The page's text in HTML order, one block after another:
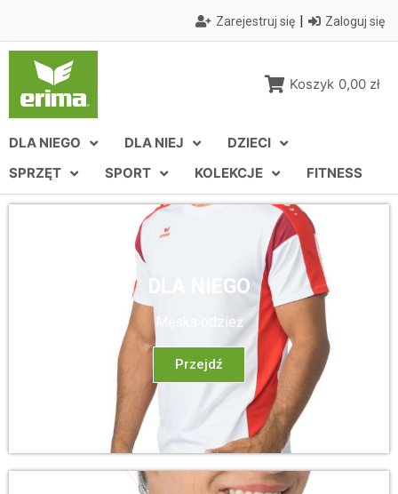
Zarejestruj się | Zaloguj się
Koszyk 0,00 zł
DLA NIEGO DLA NIEJ
DZIECI
SPRZĘT
SPORT KOLEKCJE FITNESS
DLA NIEGO
Męska odzież
Przejdź